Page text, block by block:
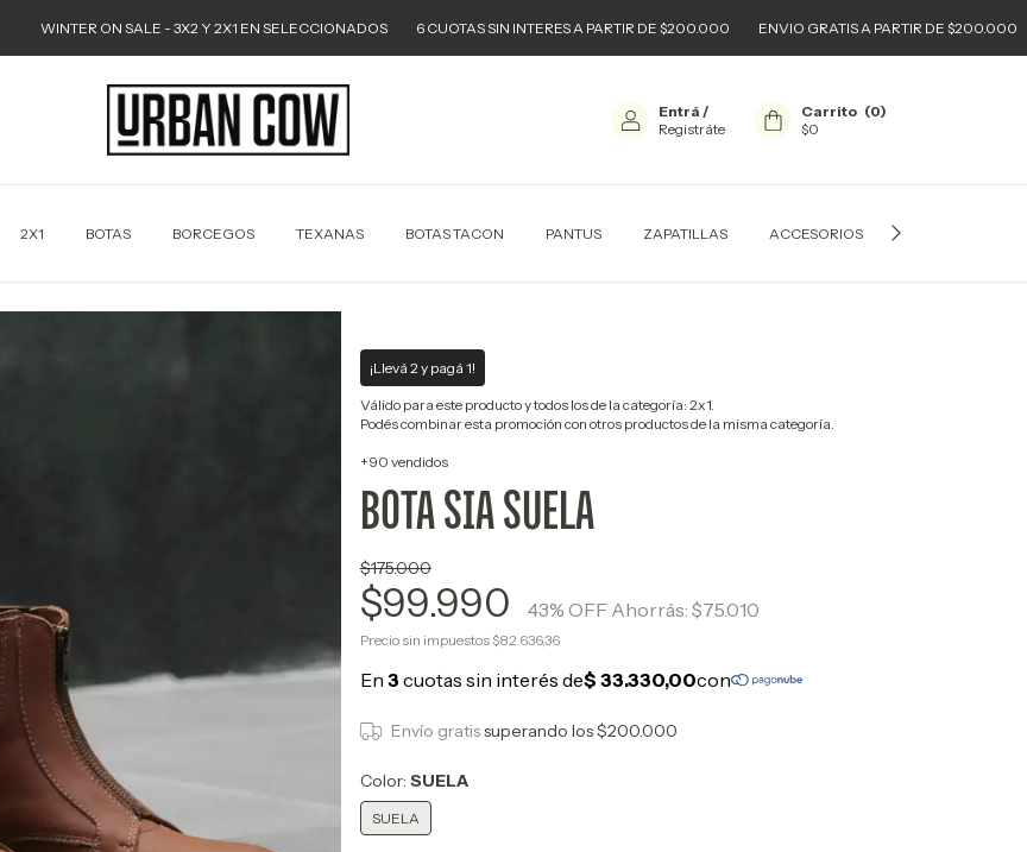
ON SALE - 3X2 Y 2X1 EN SELECCIONADOS 6 CUOTAS SIN INTERES A PARTIR DE $200.000 ENVIO GRATIS A PARTIR DE $200.000
Entrá /
Registráte
Carrito (0)
$0
2X1 BOTAS BORCEGOS TEXANAS BOTAS TACON PANTUS ZAPATILLAS ACCESORIOS
¡Llevá 2 y pagá 1!
Válido para este producto y todos los de la categoría: 2x1.
Podés combinar esta promoción con otros productos de la misma categoría.
+90 vendidos
BOTA SIA SUELA
$175.000
$99.990 43% OFF Ahorrás: $75.010
Precio sin impuestos $82.636,36
Envío gratissuperando los$200.000
Color: SUELA
SUELA